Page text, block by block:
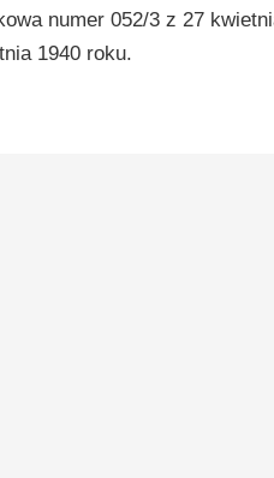
numer 052/3 z 27
1940 roku.